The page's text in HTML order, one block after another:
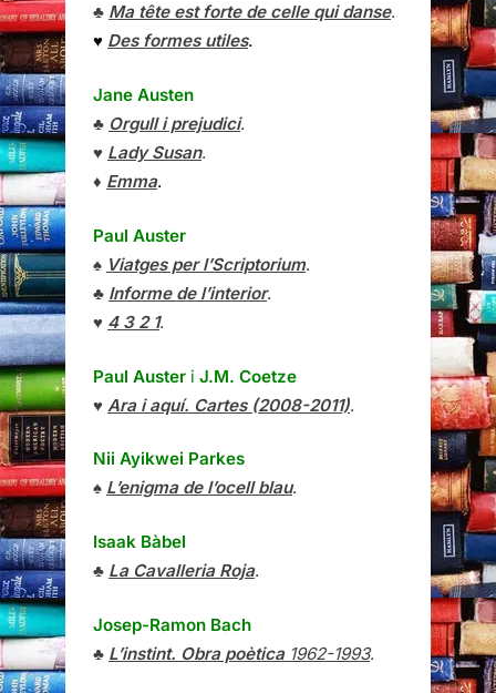
♣ Ma tête est forte de celle qui danse.
♥ Des formes utiles.
Jane Austen
♣ Orgull i prejudici.
♥ Lady Susan.
♦ Emma.
Paul Auster
♠ Viatges per l’Scriptorium.
♣ Informe de l’interior.
♥ 4 3 2 1.
Paul Auster i J.M. Coetze
♥ Ara i aquí. Cartes (2008-2011).
Nii Ayikwei Parkes
♠ L’enigma de l’ocell blau.
Isaak Bàbel
♣ La Cavalleria Roja.
Josep-Ramon Bach
♣ L’instint. Obra poètica1962-1993.